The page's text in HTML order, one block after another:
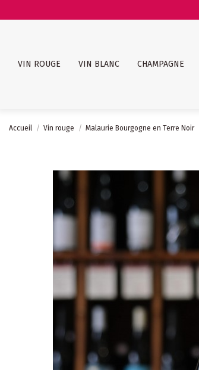
VIN ROUGE VIN BLANC CHAMPAGNE
Accueil Vin rouge Malaurie Bourgogne en Terre Noir